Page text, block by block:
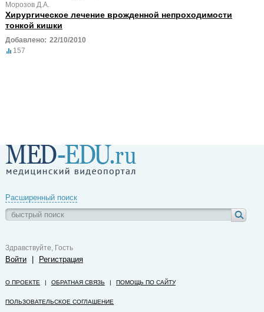
Морозов Д.А.
Хирургическое лечение врожденной непроходимости
тонкой кишки
Добавлено: 22/10/2010
157
Расширенный поиск
Здравствуйте, Гость
Войти Регистрация
О ПРОЕКТЕ | ОБРАТНАЯ СВЯЗЬ | ПОМОЩЬ ПО САЙТУ
ПОЛЬЗОВАТЕЛЬСКОЕ СОГЛАШЕНИЕ